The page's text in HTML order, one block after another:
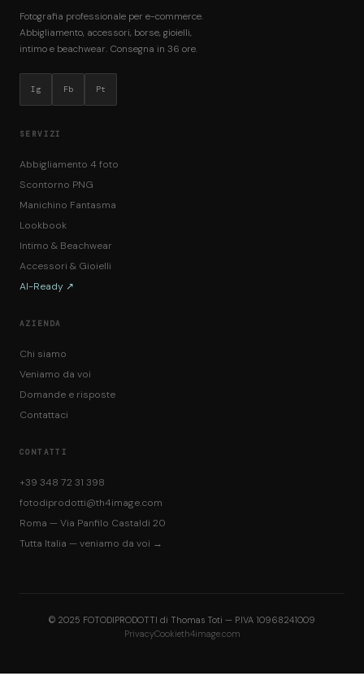
Fotografia professionale per e-commerce.
Abbigliamento, accessori, borse, gioielli,
intimo e beachwear. Consegna in 36 ore.
Ig Fb Pt
SERVIZI
Abbigliamento 4 foto
Scontorno PNG
Manichino Fantasma
Lookbook
Intimo & Beachwear
Accessori & Gioielli
AI-Ready ↗
AZIENDA
Chi siamo
Veniamo da voi
Domande e risposte
Contattaci
CONTATTI
+39 348 72 31 398
fotodiprodotti@th4image.com
Roma — Via Panfilo Castaldi 20
Tutta Italia — veniamo da voi →
© 2025 FOTODIPRODOTTI di Thomas Toti — P.IVA 10968241009
PrivacyCookieth4image.com